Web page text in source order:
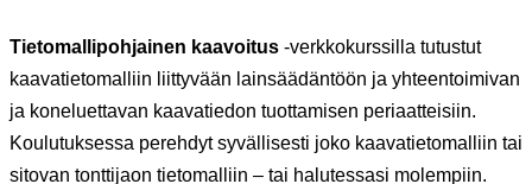
Tietomallipohjainen kaavoitus -verkkokurssilla tutustut
kaavatietomalliin liittyvään lainsäädäntöön ja yhteentoimivan
ja koneluettavan kaavatiedon tuottamisen periaatteisiin.
Koulutuksessa perehdyt syvällisesti joko kaavatietomalliin tai
sitovan tonttijaon tietomalliin – tai halutessasi molempiin.